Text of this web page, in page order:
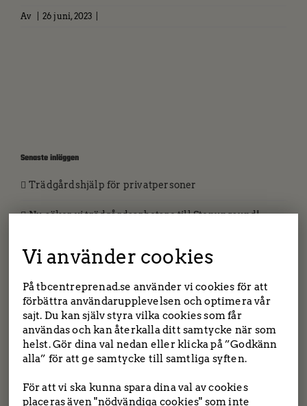
Av 26 juni, 2023
Senaste inläggen
Trädgårdshjälp för privatpersoner
Nu söker vi trädgårdsarbetare till Stenungsund!
Önskar du hjälp med trädgården eller huset? Vi
hjälper dig!
juni 2025
TBC entreprenad | Tockebackavägen 18F, 44139
Tel: 0303-22 55 40|info@tbcentreprenad.se
Vi använder cookies
På tbcentreprenad.se använder vi cookies för att
förbättra användarupplevelsen och optimera vår
sajt. Du kan själv styra vilka cookies som får
användas och kan återkalla ditt samtycke när som
helst. Gör dina val nedan eller klicka på ”Godkänn
alla” för att ge samtycke till samtliga syften.
För att vi ska kunna spara dina val av cookies
placeras även "nödvändiga cookies" som inte